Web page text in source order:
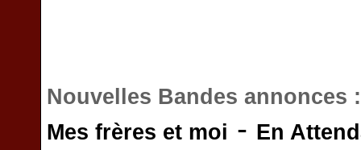
Nouvelles Bandes annonces
Mes frères et moi - En